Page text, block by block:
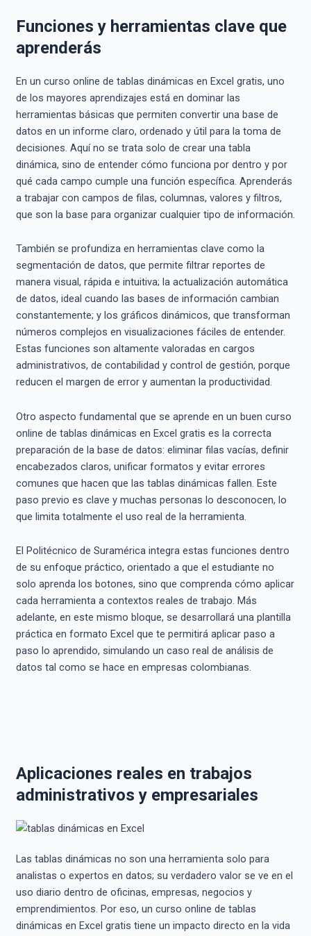
Funciones y herramientas clave que
aprenderás
En un curso online de tablas dinámicas en Excel gratis, uno
de los mayores aprendizajes está en dominar las
herramientas básicas que permiten convertir una base de
datos en un informe claro, ordenado y útil para la toma de
decisiones. Aquí no se trata solo de crear una tabla
dinámica, sino de entender cómo funciona por dentro y por
qué cada campo cumple una función específica. Aprenderás
a trabajar con campos de filas, columnas, valores y filtros,
que son la base para organizar cualquier tipo de información.
También se profundiza en herramientas clave como la
segmentación de datos, que permite filtrar reportes de
manera visual, rápida e intuitiva; la actualización automática
de datos, ideal cuando las bases de información cambian
constantemente; y los gráficos dinámicos, que transforman
números complejos en visualizaciones fáciles de entender.
Estas funciones son altamente valoradas en cargos
administrativos, de contabilidad y control de gestión, porque
reducen el margen de error y aumentan la productividad.
Otro aspecto fundamental que se aprende en un buen curso
online de tablas dinámicas en Excel gratis es la correcta
preparación de la base de datos: eliminar filas vacías, definir
encabezados claros, unificar formatos y evitar errores
comunes que hacen que las tablas dinámicas fallen. Este
paso previo es clave y muchas personas lo desconocen, lo
que limita totalmente el uso real de la herramienta.
El Politécnico de Suramérica integra estas funciones dentro
de su enfoque práctico, orientado a que el estudiante no
solo aprenda los botones, sino que comprenda cómo aplicar
cada herramienta a contextos reales de trabajo. Más
adelante, en este mismo bloque, se desarrollará una plantilla
práctica en formato Excel que te permitirá aplicar paso a
paso lo aprendido, simulando un caso real de análisis de
datos tal como se hace en empresas colombianas.
Aplicaciones reales en trabajos
administrativos y empresariales
Las tablas dinámicas no son una herramienta solo para
analistas o expertos en datos; su verdadero valor se ve en el
uso diario dentro de oficinas, empresas, negocios y
emprendimientos. Por eso, un curso online de tablas
dinámicas en Excel gratis tiene un impacto directo en la vida